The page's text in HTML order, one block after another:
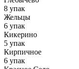
8 упак
Жельцы
6 упак
Кикерино
5 упак
Кирпичное
6 упак